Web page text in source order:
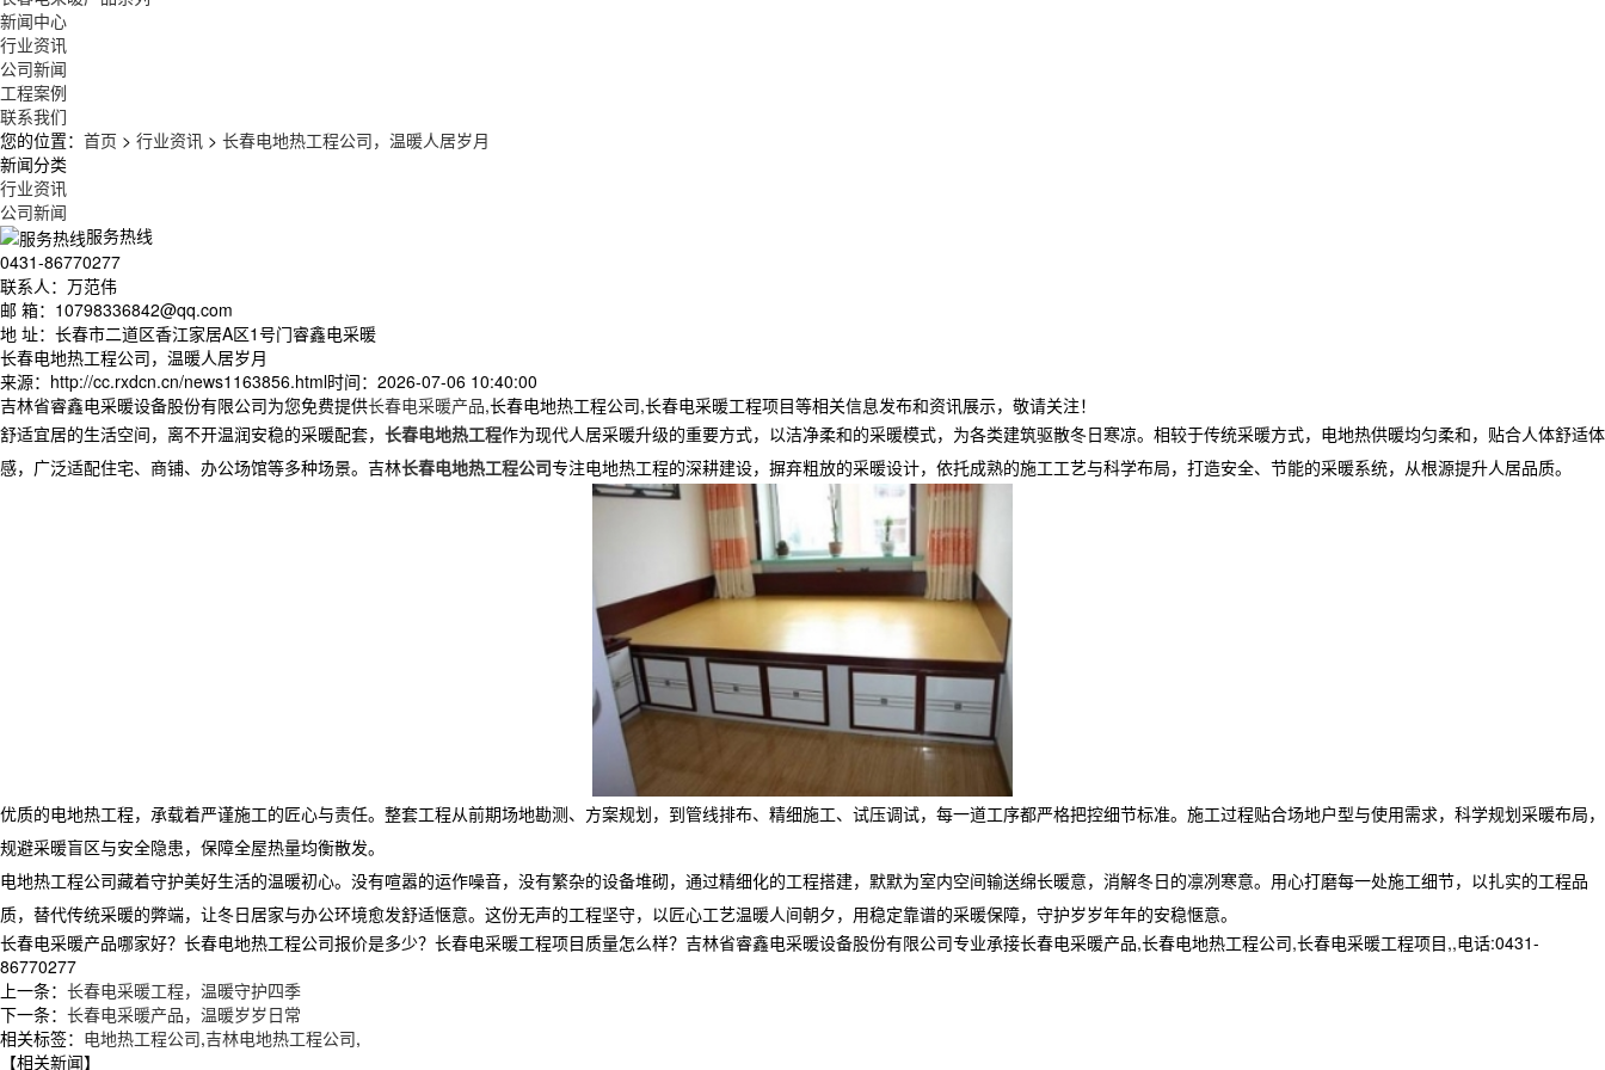
新闻中心
行业资讯
公司新闻
工程案例
联系我们
您的位置： 首页 > 行业资讯 > 长春电地热工程公司，温暖人居岁月
新闻分类
行业资讯
公司新闻
服务热线
0431-86770277
联系人：万范伟
邮 箱：10798336842@qq.com
地 址：长春市二道区香江家居A区1号门睿鑫电采暖
长春电地热工程公司，温暖人居岁月
来源：http://cc.rxdcn.cn/news1163856.html时间：2026-07-06 10:40:00
吉林省睿鑫电采暖设备股份有限公司为您免费提供长春电采暖产品,长春电地热工程公司,长春电采暖工程项目等相关信息发布和资讯展示，敬请关注！
舒适宜居的生活空间，离不开温润安稳的采暖配套， 长春电地热工程作为现代人居采暖升级的重要方式，以洁净柔和的采暖模式，为各类建筑驱散冬日寒凉。相较于传统采暖方式，电地热供暖均匀柔和，贴合人体舒适体
感，广泛适配住宅、商铺、办公场馆等多种场景。吉林长春电地热工程公司专注电地热工程的深耕建设，摒弃粗放的采暖设计，依托成熟的施工工艺与科学布局，打造安全、节能的采暖系统，从根源提升人居品质。
优质的电地热工程，承载着严谨施工的匠心与责任。整套工程从前期场地勘测、方案规划，到管线排布、精细施工、试压调试，每一道工序都严格把控细节标准。施工过程贴合场地户型与使用需求，科学规划采暖布局，
规避采暖盲区与安全隐患，保障全屋热量均衡散发。
电地热工程公司藏着守护美好生活的温暖初心。没有喧嚣的运作噪音，没有繁杂的设备堆砌，通过精细化的工程搭建，默默为室内空间输送绵长暖意，消解冬日的凛冽寒意。用心打磨每一处施工细节，以扎实的工程品
质，替代传统采暖的弊端，让冬日居家与办公环境愈发舒适惬意。这份无声的工程坚守，以匠心工艺温暖人间朝夕，用稳定靠谱的采暖保障，守护岁岁年年的安稳惬意。
长春电采暖产品哪家好？长春电地热工程公司报价是多少？长春电采暖工程项目质量怎么样？吉林省睿鑫电采暖设备股份有限公司专业承接长春电采暖产品,长春电地热工程公司,长春电采暖工程项目,,电话:0431-
86770277
上一条： 长春电采暖工程，温暖守护四季
下一条： 长春电采暖产品，温暖岁岁日常
相关标签： 电地热工程公司,吉林电地热工程公司,
【相关新闻】